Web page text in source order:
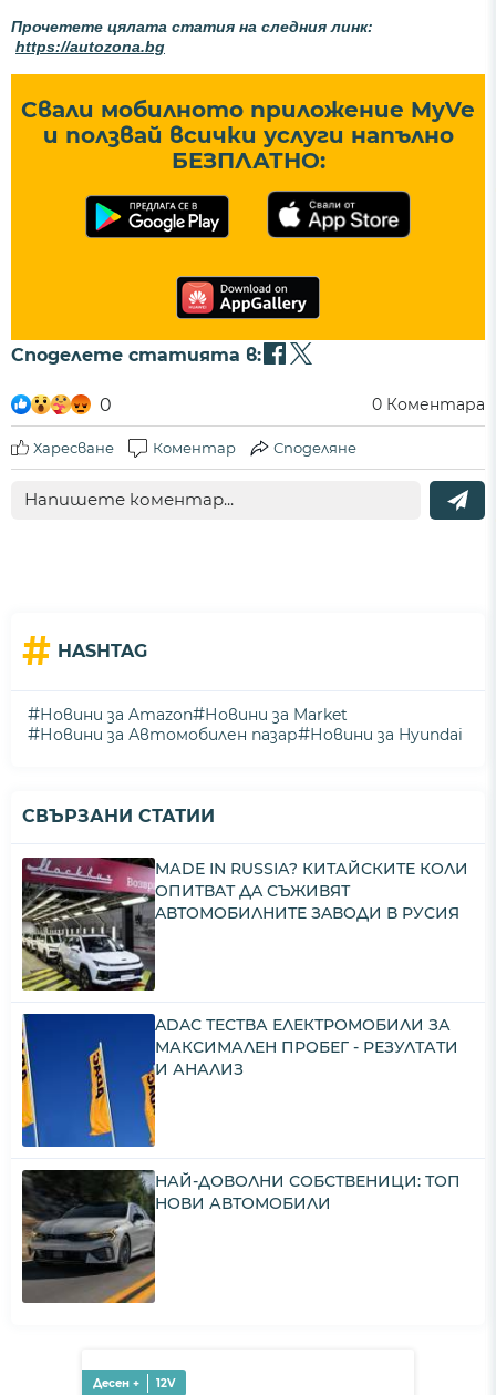
Прочетете цялата статия на следния линк:
https://autozona.bg
Свали мобилното приложение MyVe
и ползвай всички услуги напълно
БЕЗПЛАТНО:
Споделете статията в:
0 0 Коментара
Харесване Коментар Споделяне
# HASHTAG
#Новини за Amazon#Новини за Market
#Новини за Автомобилен пазар#Новини за Hyundai
СВЪРЗАНИ СТАТИИ
МАDЕ ІN RUЅЅІА? КИТАЙСКИТЕ КОЛИ
OПИТВAТ ДA CЪЖИВЯТ
AВТOМOБИЛНИТE ЗAВOДИ В PУCИЯ
ADAC ТЕСТВА ЕЛЕКТРОМОБИЛИ ЗА
МАКСИМАЛЕН ПРОБЕГ - РЕЗУЛТАТИ
И АНАЛИЗ
НАЙ-ДОВОЛНИ СОБСТВЕНИЦИ: ТОП
НОВИ АВТОМОБИЛИ
Десен + 12V